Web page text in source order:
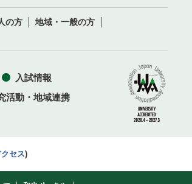
の方
地域・一般の方
入試情報
活動・地域連携
クセス)